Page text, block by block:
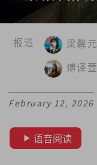
报道 梁馨元
傅译萱
February 12, 2026
语音阅读